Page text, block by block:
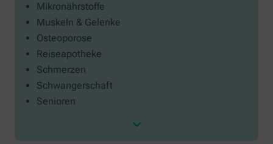
Mikronährstoffe
Muskeln & Gelenke
Osteoporose
Reiseapotheke
Schmerzen
Schwangerschaft
Senioren